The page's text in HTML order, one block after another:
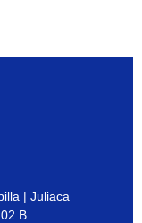
| Juliaca
B